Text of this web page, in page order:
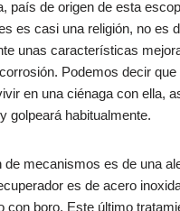
país de origen de esta
es casi una religión, no es
unas características
Podemos decir que
en una ciénaga con ella,
golpeará habitualmente.
de mecanismos es de una
es de acero
con boro. Este último